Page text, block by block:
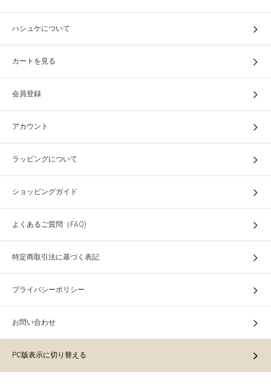
ハシュケについて
カートを見る
会員登録
アカウント
ラッピングについて
ショッピングガイド
よくあるご質問（FAQ)
特定商取引法に基づく表記
プライバシーポリシー
お問い合わせ
PC版表示に切り替える